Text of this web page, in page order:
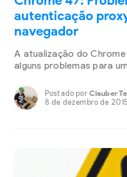
autenticação
navegador
A atualização do
alguns problemas para
versão foi a
NTLM da Microsoft. O
foi o problema para abrir
Postado por Clauber
8 de dezembro de 2015